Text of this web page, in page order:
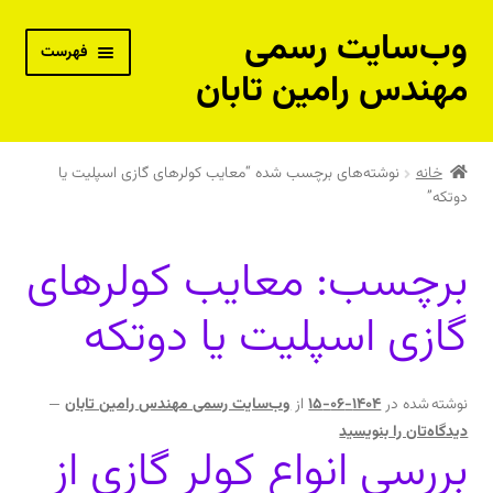
پرش
به
ناوبری
پرش
به
محتوا
وب‌سایت رسمی
مهندس رامین تابان
فهرست
بسته‌های آموزش از راه دور
پکیج جامع مهندس حرفه‌ای تاسیسات – نقدی
پکیج جامع مهندس حرفه‌ای تاسیسات – اقساطی
دوره خصوصی و مشاوره فنی با مهندس رامین تابان
کتاب‌های فنی توصیه شده مهندس رامین تابان
خانه
نوشته‌های برچسب شده “معایب کولرهای گازی اسپلیت یا
دوتکه”
برچسب: معایب کولرهای
گازی اسپلیت یا دوتکه
نوشته شده در1404-06-15 ازوب‌سایت رسمی مهندس رامین تابان —
دیدگاه‌تان را بنویسید
بررسی انواع کولر گازی از